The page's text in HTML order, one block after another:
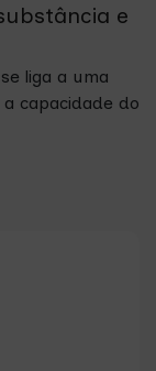
e
liga a uma
capacidade do